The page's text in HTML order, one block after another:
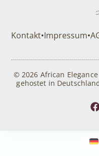
Kontakt•Impressum•
© 2026 African
gehostet in